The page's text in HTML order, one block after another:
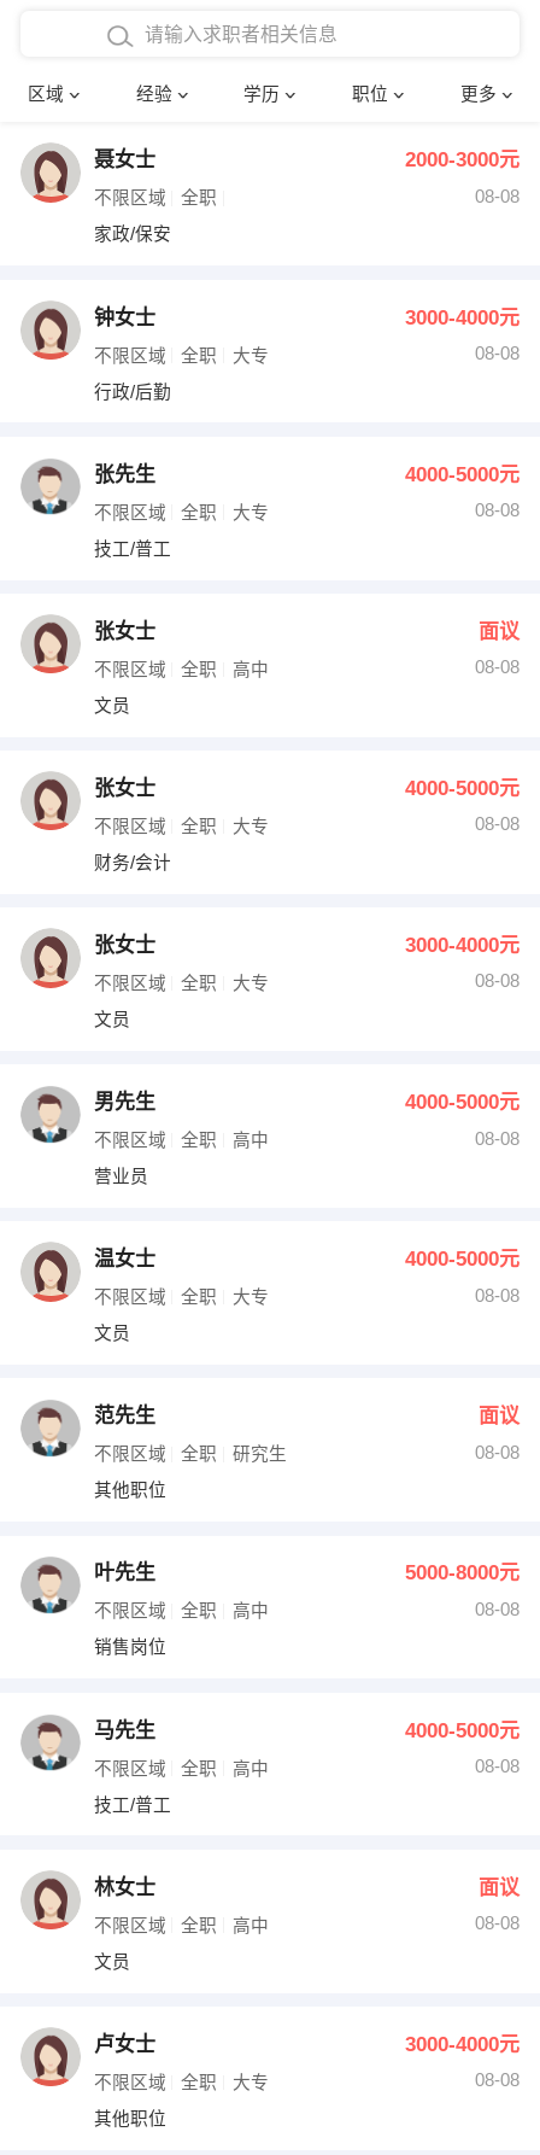
区域 经验 学历 职位 更多
在校学生工作经验
四年以上工作经验
五年以上工作经验
博士
文员 护士
财务会计
网络IT
收银员
水电/机修
编辑
其他职位
确定
聂女士 2000-3000元
不限区域 全职
08-08
家政/保安
钟女士 3000-4000元
不限区域 全职 大专
08-08
行政/后勤
张先生 4000-5000元
不限区域 全职 大专
08-08
技工/普工
张女士 面议
不限区域 全职 高中
08-08
文员
张女士 4000-5000元
不限区域 全职 大专
08-08
财务/会计
张女士 3000-4000元
不限区域 全职 大专
08-08
文员
男先生 4000-5000元
不限区域 全职 高中
08-08
营业员
温女士 4000-5000元
不限区域 全职 大专
08-08
文员
范先生 面议
不限区域 全职 研究生
08-08
其他职位
叶先生 5000-8000元
不限区域 全职 高中
08-08
销售岗位
马先生 4000-5000元
不限区域 全职 高中
08-08
技工/普工
林女士 面议
不限区域 全职 高中
08-08
文员
卢女士 3000-4000元
不限区域 全职 大专
08-08
其他职位